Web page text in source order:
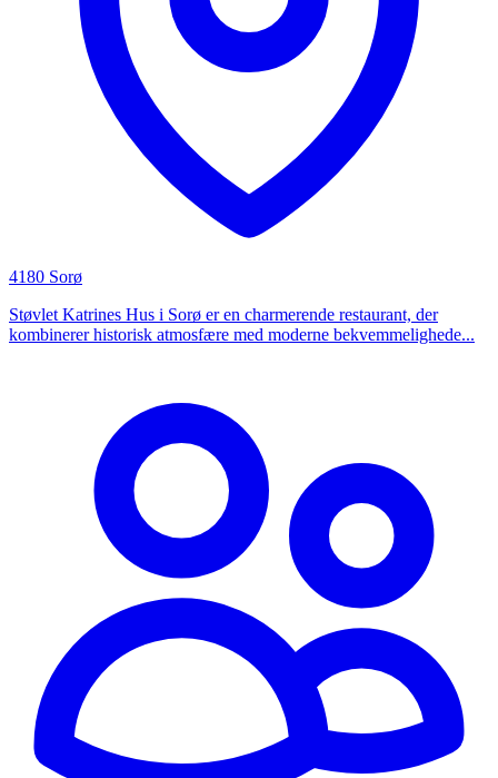
4180 Sorø
Støvlet Katrines Hus i Sorø er en charmerende restaurant, der
kombinerer historisk atmosfære med moderne bekvemmelighede...